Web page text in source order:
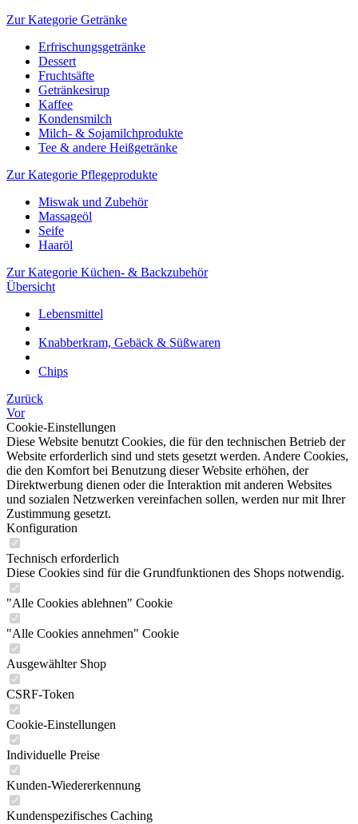
Zur Kategorie Getränke
Erfrischungsgetränke
Dessert
Fruchtsäfte
Getränkesirup
Kaffee
Kondensmilch
Milch- & Sojamilchprodukte
Tee & andere Heißgetränke
Zur Kategorie Pflegeprodukte
Miswak und Zubehör
Massageöl
Seife
Haaröl
Zur Kategorie Küchen- & Backzubehör
Übersicht
Lebensmittel
Knabberkram, Gebäck & Süßwaren
Chips
Zurück
Vor
Cookie-Einstellungen
Diese Website benutzt Cookies, die für den technischen Betrieb der
Website erforderlich sind und stets gesetzt werden. Andere Cookies,
die den Komfort bei Benutzung dieser Website erhöhen, der
Direktwerbung dienen oder die Interaktion mit anderen Websites
und sozialen Netzwerken vereinfachen sollen, werden nur mit Ihrer
Zustimmung gesetzt.
Konfiguration
Technisch erforderlich
Diese Cookies sind für die Grundfunktionen des Shops notwendig.
"Alle Cookies ablehnen" Cookie
"Alle Cookies annehmen" Cookie
Ausgewählter Shop
CSRF-Token
Cookie-Einstellungen
Individuelle Preise
Kunden-Wiedererkennung
Kundenspezifisches Caching